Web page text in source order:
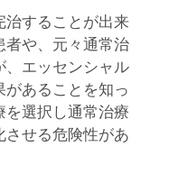
治することが出来
者や、元々通常治
、エッセンシャル
あることを知っ
を選択し通常治療
させる危険性があ